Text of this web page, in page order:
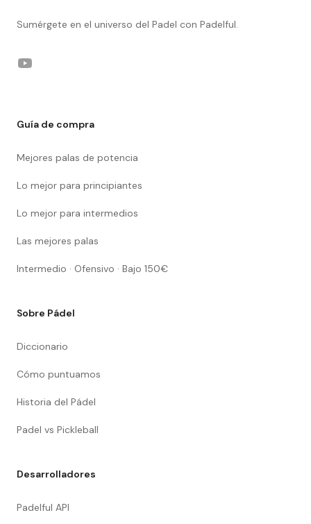
Sumérgete en el universo del Padel con Padelful.
YouTube
Guía de compra
Mejores palas de potencia
Lo mejor para principiantes
Lo mejor para intermedios
Las mejores palas
Intermedio · Ofensivo · Bajo 150€
Sobre Pádel
Diccionario
Cómo puntuamos
Historia del Pádel
Padel vs Pickleball
Desarrolladores
Padelful API